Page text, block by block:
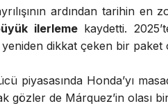
ardından tarihin
ilerlemekaydetti.
dikkat çeken bir paket
piyasasında Honda’yı
gözler de Márquez’in olası